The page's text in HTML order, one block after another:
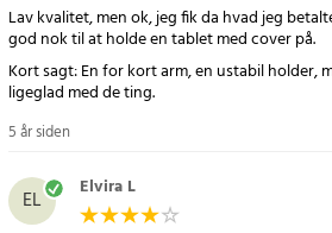
Lav kvalitet, men ok, jeg fik da hvad jeg
god nok til at holde en tablet med cover på.
Kort sagt: En for kort arm, en ustabil holder,
ligeglad med de ting.
5 år siden
EL Elvira L